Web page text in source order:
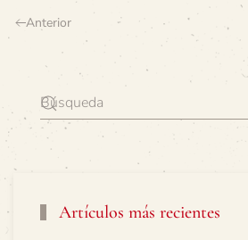
Anterior
Artículos más recientes